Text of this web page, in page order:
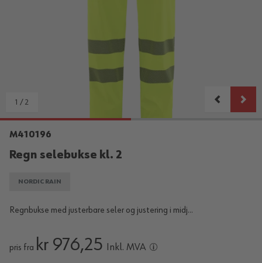
1 / 2
M410196
Regn selebukse kl. 2
NORDIC RAIN
Regnbukse med justerbare seler og justering i midj...
pris fra kr 976,25 Inkl. MVA